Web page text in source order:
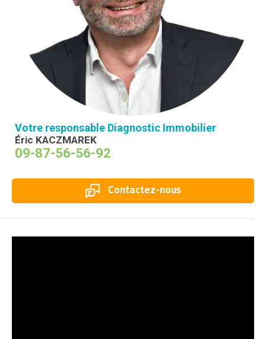
Votre responsable Diagnostic Immobilier
Éric KACZMAREK
09-87-56-56-92
Contactez-nous